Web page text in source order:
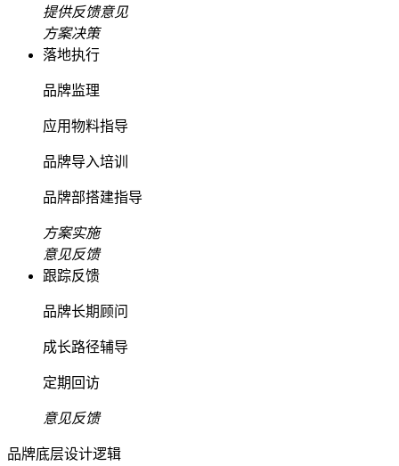
提供反馈意见
方案决策
落地执行
品牌监理
应用物料指导
品牌导入培训
品牌部搭建指导
方案实施
意见反馈
跟踪反馈
品牌长期顾问
成长路径辅导
定期回访
意见反馈
品牌底层设计逻辑